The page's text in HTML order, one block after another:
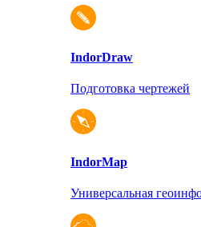
IndorDraw
Подготовка чертежей
IndorMap
Универсальная